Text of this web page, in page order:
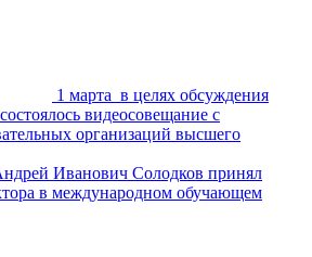
1 марта в целях обсуждения
видеосовещание с
организаций высшего
Иванович Солодков принял
в международном обучающем